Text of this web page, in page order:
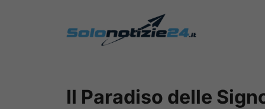
Il Paradiso delle